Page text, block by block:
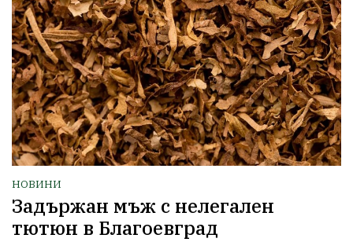
НОВИНИ
Задържан мъж с нелегален
тютюн в Благоевград